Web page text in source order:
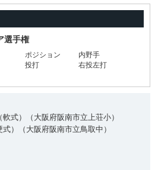
選手権
ポジション
内野手
投打
右投左打
式）（大阪府阪南市立上荘小）
）（大阪府阪南市立鳥取中）